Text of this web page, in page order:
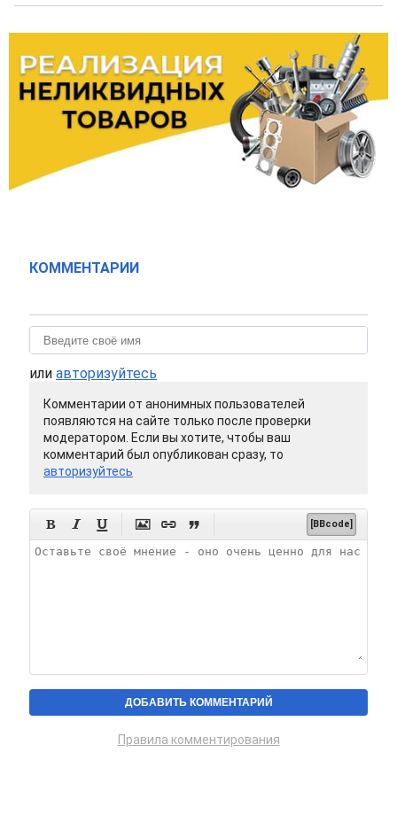
КОММЕНТАРИИ
или авторизуйтесь
Комментарии от анонимных пользователей
появляются на сайте только после проверки
модератором. Если вы хотите, чтобы ваш
комментарий был опубликован сразу, то
авторизуйтесь
      [BBcode]
Правила комментирования